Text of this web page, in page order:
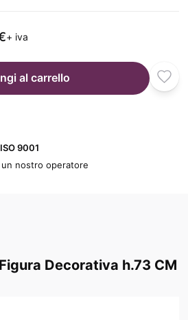
+ iva
al carrello
9001
nostro operatore
Decorativa h.73 CM